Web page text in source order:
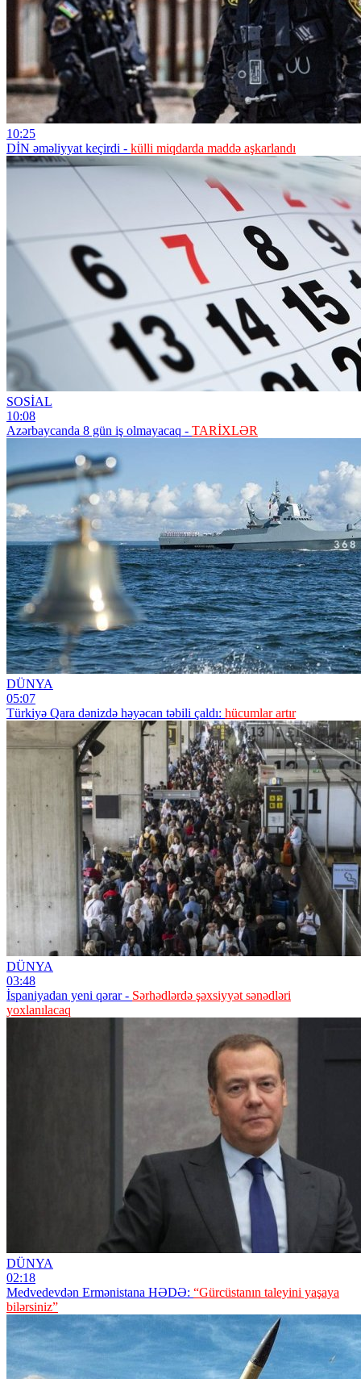
10:25
DİN əməliyyat keçirdi - külli miqdarda maddə aşkarlandı
SOSİAL
10:08
Azərbaycanda 8 gün iş olmayacaq - TARİXLƏR
DÜNYA
05:07
Türkiyə Qara dənizdə həyəcan təbili çaldı: hücumlar artır
DÜNYA
03:48
İspaniyadan yeni qərar - Sərhədlərdə şəxsiyyət sənədləri
yoxlanılacaq
DÜNYA
02:18
Medvedevdən Ermənistana HƏDƏ: “Gürcüstanın taleyini yaşaya
bilərsiniz”